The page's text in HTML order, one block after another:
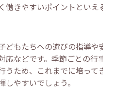
きやすいポイントといえるでし
もたちへの遊びの指導や安全管
などです。季節ごとの行事やイ
ため、これまでに培ってきたア
やすいでしょう。